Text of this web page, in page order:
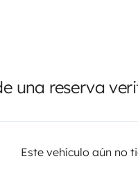
una reserva
Este vehículo aún no